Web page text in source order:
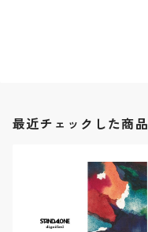
最近チェックした商品